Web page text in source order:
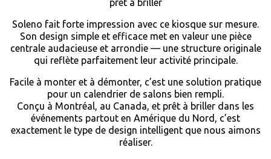
prêt à briller
Soleno fait forte impression avec ce kiosque sur mesure.
Son design simple et efficace met en valeur une pièce
centrale audacieuse et arrondie — une structure originale
qui reflète parfaitement leur activité principale.
Facile à monter et à démonter, c’est une solution pratique
pour un calendrier de salons bien rempli.
Conçu à Montréal, au Canada, et prêt à briller dans les
événements partout en Amérique du Nord, c’est
exactement le type de design intelligent que nous aimons
réaliser.